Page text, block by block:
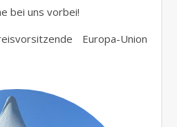
bei uns vorbei!
Europa-Union